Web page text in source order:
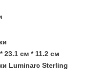
23.1 см * 11.2 см
Luminarc Sterling